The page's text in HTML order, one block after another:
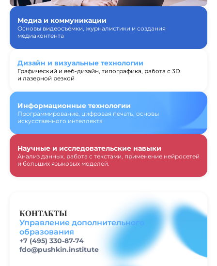
Медиа и коммуникации
Основы видеосъёмки, журналистики и создания
медиаконтента
Дизайн и визуальные технологии
Графический и веб-дизайн, типографика, работа с 3D
и лазерной резкой
Информационные технологии
Программирование, цифровая печать, основы
искусственного интеллекта
Научные и исследовательские навыки
Анализ данных, работа с текстами, применение нейросетей
и больших языковых моделей.
КОНТАКТЫ
Управление дополнительного
образования
+7 (495) 330-87-74
fdo@pushkin.institute